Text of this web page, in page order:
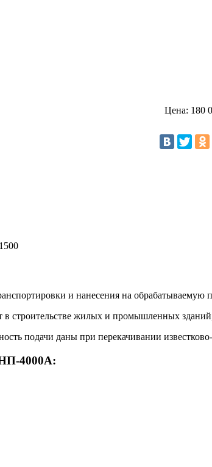
Цена: 180
и нанесения на
в строительстве жилых и промышленных
подачи даны при перекачивании
4000А: